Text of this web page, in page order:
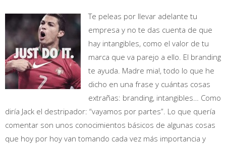
Te peleas por llevar adelante tu
empresa y no te das cuenta de que
hay intangibles, como el valor de tu
marca que va parejo a ello. El branding
te ayuda. Madre mia!, todo lo que he
dicho en una frase y cuántas cosas
extrañas: branding, intangibles… Como
diría Jack el destripador: “vayamos por partes”. Lo que quería
comentar son unos conocimientos básicos de algunas cosas
que hoy por hoy van tomando cada vez más importancia y